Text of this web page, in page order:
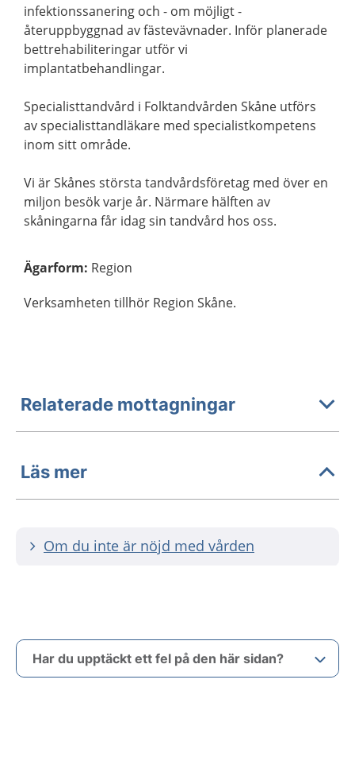
infektionssanering och - om möjligt -
återuppbyggnad av fästevävnader. Inför planerade
bettrehabiliteringar utför vi
implantatbehandlingar.
Specialisttandvård i Folktandvården Skåne utförs
av specialisttandläkare med specialistkompetens
inom sitt område.
Vi är Skånes största tandvårdsföretag med över en
miljon besök varje år. Närmare hälften av
skåningarna får idag sin tandvård hos oss.
Ägarform: Region
Verksamheten tillhör Region Skåne.
Relaterade mottagningar
Läs mer
Om du inte är nöjd med vården
Har du upptäckt ett fel på den här sidan?